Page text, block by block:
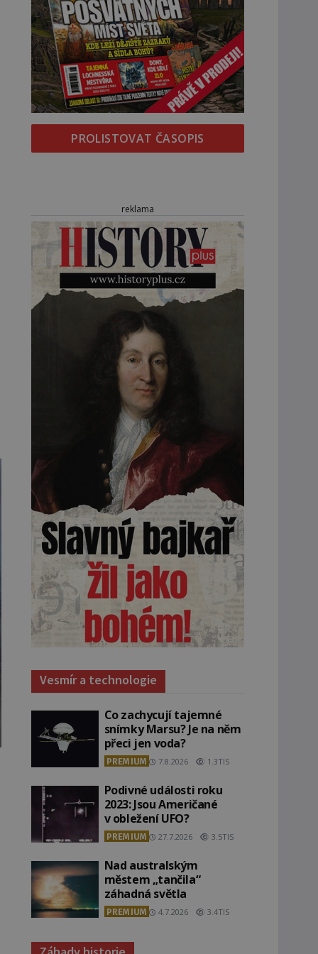
PROLISTOVAT ČASOPIS
reklama
Vesmír a technologie
Co zachycují tajemné
snímky Marsu? Je na něm
přeci jen voda?
PREMIUM 7.8.2026 1.3TIS
Podivné události roku
2023: Jsou Američané
v obležení UFO?
PREMIUM 27.7.2026 3.5TIS
Nad australským
městem „tančila“
záhadná světla
PREMIUM 4.7.2026 3.4TIS